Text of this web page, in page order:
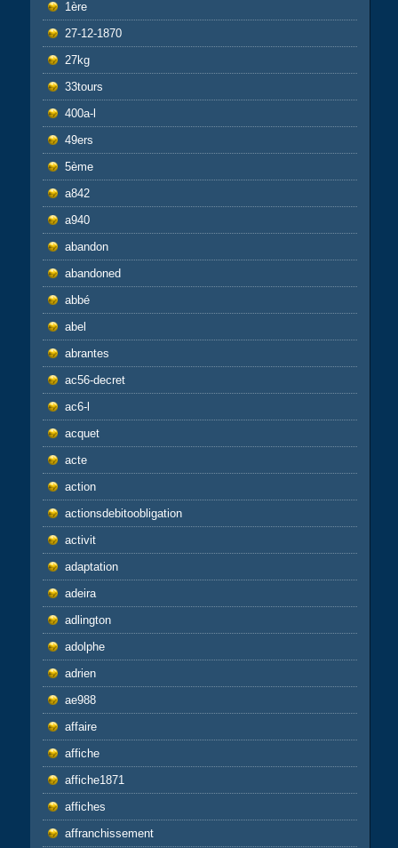
1ère
27-12-1870
27kg
33tours
400a-l
49ers
5ème
a842
a940
abandon
abandoned
abbé
abel
abrantes
ac56-decret
ac6-l
acquet
acte
action
actionsdebitoobligation
activit
adaptation
adeira
adlington
adolphe
adrien
ae988
affaire
affiche
affiche1871
affiches
affranchissement